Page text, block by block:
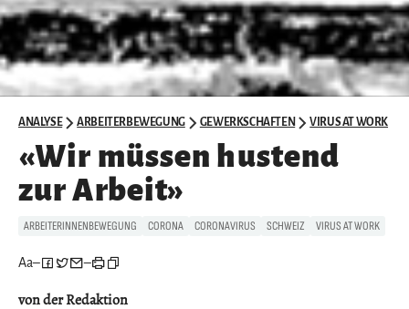
ANALYSE ARBEITERBEWEGUNG GEWERKSCHAFTEN VIRUS AT WORK
«Wir müssen hustend
zur Arbeit»
ARBEITERINNENBEWEGUNG CORONA CORONAVIRUS SCHWEIZ VIRUS AT WORK
Aa– –
von der Redaktion